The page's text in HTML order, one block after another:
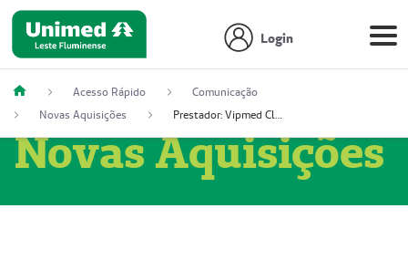
Login
Acesso Rápido
Comunicação
Novas Aquisições
Prestador: Vipmed Clínica Geral Ltda, 51004349-0 (Nome Fantasia: Policlínica Master)
Novas Aquisições